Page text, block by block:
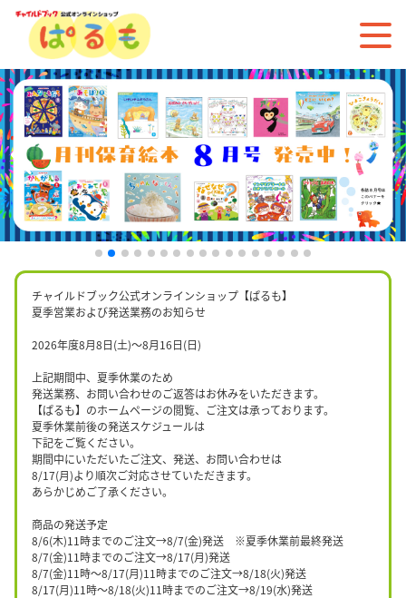
チャイルドブック公式オンラインショップ【ぱるも】
夏季営業および発送業務のお知らせ
2026年度8月8日(土)〜8月16日(日)
上記期間中、夏季休業のため
発送業務、お問い合わせのご返答はお休みをいただきます。
【ぱるも】のホームページの閲覧、ご注文は承っております。
夏季休業前後の発送スケジュールは
下記をご覧ください。
期間中にいただいたご注文、発送、お問い合わせは
8/17(月)より順次ご対応させていただきます。
あらかじめご了承ください。
商品の発送予定
8/6(木)11時までのご注文→8/7(金)発送 ※夏季休業前最終発送
8/7(金)11時までのご注文→8/17(月)発送
8/7(金)11時〜8/17(月)11時までのご注文→8/18(火)発送
8/17(月)11時〜8/18(火)11時までのご注文→8/19(水)発送